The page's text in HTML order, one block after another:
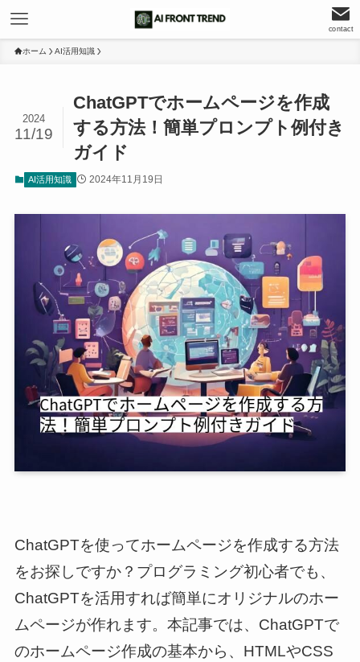
contact
ホーム AI活用知識
ChatGPTでホームページを作成
する方法！簡単プロンプト例付き
ガイド
2024
11/19
AI活用知識 2024年11月19日
ChatGPTを使ってホームページを作成する方法
をお探しですか？プログラミング初心者でも、
ChatGPTを活用すれば簡単にオリジナルのホー
ムページが作れます。本記事では、ChatGPTで
のホームページ作成の基本から、HTMLやCSS